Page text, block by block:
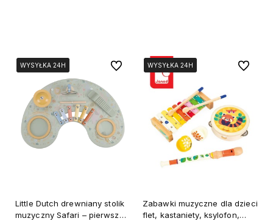
WYSYŁKA 24H
WYSYŁKA 24H
WYSYŁKA 24H
Little Dutch drewniany stolik
muzyczny Safari – pierwsze
Do ulubionychWYSYŁKA 24H
WYSYŁKA 24H
WYSYŁKA 24H
Zabawki muzyczne dla dzieci
flet, kastaniety, ksylofon,
Do